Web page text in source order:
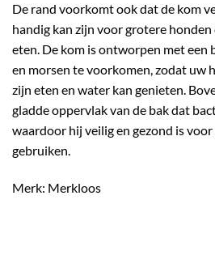
De rand voorkomt ook dat de kom
handig kan zijn voor grotere
eten. De kom is ontworpen met een
en morsen te voorkomen, zodat uw
zijn eten en water kan genieten.
gladde oppervlak van de bak dat
waardoor hij veilig en gezond is
gebruiken.
Merk: Merkloos